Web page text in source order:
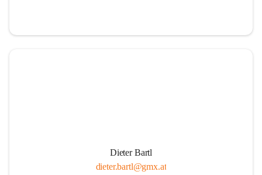
Dieter Bartl
dieter.bartl@gmx.at